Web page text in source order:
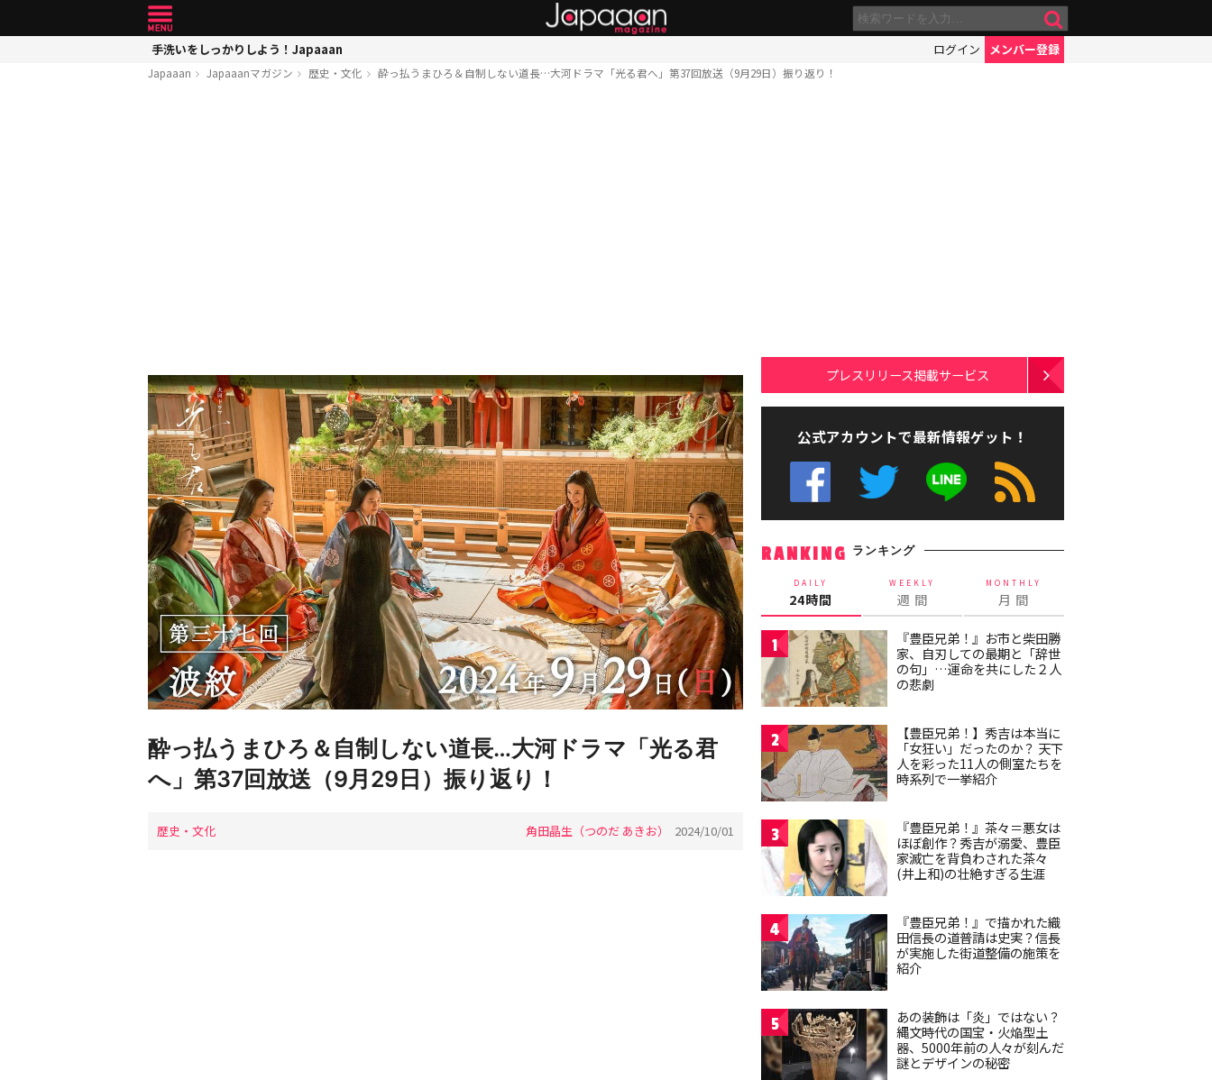
手洗いをしっかりしよう！Japaaan ログイン メンバー登録
Japaaan Japaaanマガジン 歴史・文化 酔っ払うまひろ＆自制しない道長…大河ドラマ「光る君へ」第37回放送（9月29日）振り返り！
酔っ払うまひろ＆自制しない道長…大河ドラマ「光る君
へ」第37回放送（9月29日）振り返り！
歴史・文化 角田晶生（つのだ あきお） 2024/10/01
プレスリリース掲載サービス
公式アカウントで最新情報ゲット！
RANKING ランキング
DAILY
24時間
WEEKLY
週 間
MONTHLY
月 間
1
『豊臣兄弟！』お市と柴田勝
家、自刃しての最期と「辞世
の句」…運命を共にした２人
の悲劇
2
【豊臣兄弟！】秀吉は本当に
「女狂い」だったのか？ 天下
人を彩った11人の側室たちを
時系列で一挙紹介
3
『豊臣兄弟！』茶々＝悪女は
ほぼ創作？秀吉が溺愛、豊臣
家滅亡を背負わされた茶々
(井上和)の壮絶すぎる生涯
4
『豊臣兄弟！』で描かれた織
田信長の道普請は史実？信長
が実施した街道整備の施策を
紹介
5
あの装飾は「炎」ではない？
縄文時代の国宝・火焔型土
器、5000年前の人々が刻んだ
謎とデザインの秘密